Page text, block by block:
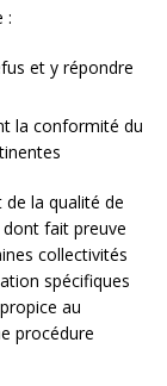
:
et y répondre
la conformité du
de la qualité de
dont fait preuve
collectivités
spécifiques
au
procédure